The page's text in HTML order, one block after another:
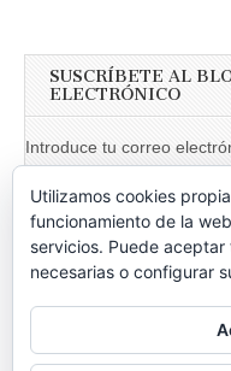
SUSCRÍBETE AL
ELECTRÓNICO
Introduce tu correo
Dirección
de
email
Únete a otros 246
Utilizamos cookies
funcionamiento de la
servicios. Puede
necesarias o configurar